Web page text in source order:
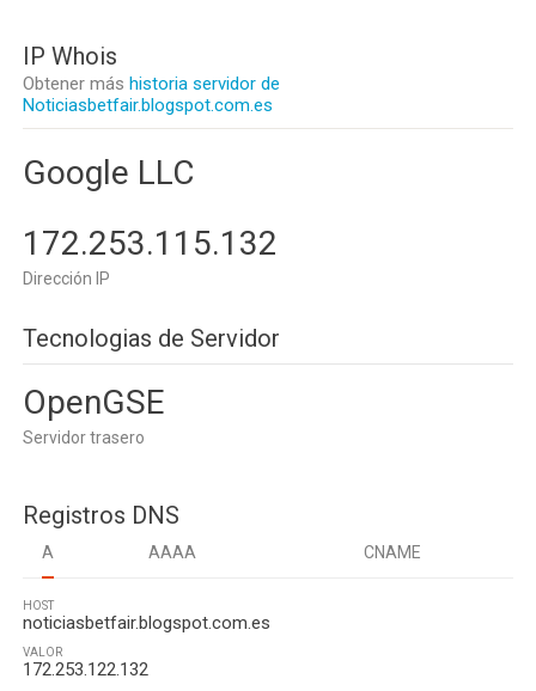
IP Whois
Obtener más historia servidor de
Noticiasbetfair.blogspot.com.es
Google LLC
172.253.115.132
Dirección IP
Tecnologias de Servidor
OpenGSE
Servidor trasero
Registros DNS
A AAAA CNAME
HOST
noticiasbetfair.blogspot.com.es
VALOR
172.253.122.132